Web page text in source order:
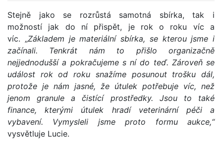
Stejně jako se rozrůstá samotná sbírka, tak i
možností jak do ní přispět, je rok o roku víc a
víc. „Základem je materiální sbírka, se kterou jsme i
začínali. Tenkrát nám to přišlo organizačně
nejjednodušší a pokračujeme s ní do teď. Zároveň se
událost rok od roku snažíme posunout trošku dál,
protože je nám jasné, že útulek potřebuje víc, než
jenom granule a čistící prostředky. Jsou to také
finance, kterými útulek hradí veterinární péči a
vybavení. Vymysleli jsme proto formu aukce,“
vysvětluje Lucie.